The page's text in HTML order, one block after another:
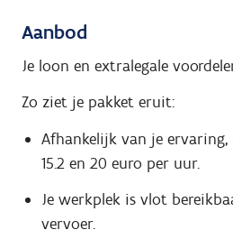
Aanbod
Je loon en extralegale
Zo ziet je pakket eruit:
Afhankelijk van je
15.2 en 20 euro per uur.
Je werkplek is vlot
vervoer.